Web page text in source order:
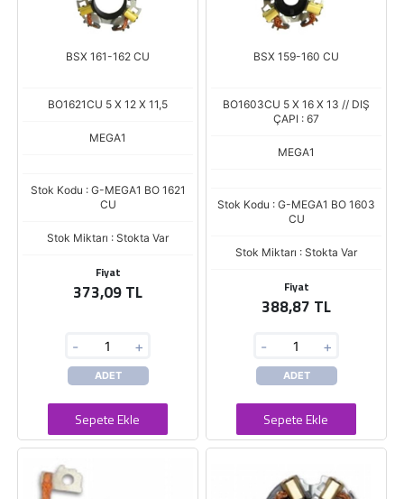
BSX 161-162 CU
BO1621CU 5 X 12 X 11,5
MEGA1
Stok Kodu : G-MEGA1 BO 1621
CU
Stok Miktarı : Stokta Var
Fiyat
373,09 TL
- +
ADET
Sepete Ekle
BSX 159-160 CU
BO1603CU 5 X 16 X 13 // DIŞ
ÇAPI : 67
MEGA1
Stok Kodu : G-MEGA1 BO 1603
CU
Stok Miktarı : Stokta Var
Fiyat
388,87 TL
- +
ADET
Sepete Ekle